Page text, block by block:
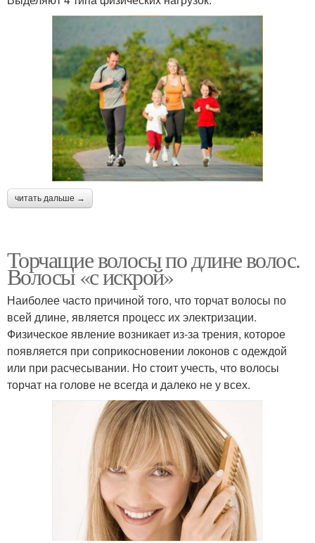
читать дальше →
Торчащие волосы по длине волос.
Волосы «с искрой»
Наиболее часто причиной того, что торчат волосы по
всей длине, является процесс их электризации.
Физическое явление возникает из-за трения, которое
появляется при соприкосновении локонов с одеждой
или при расчесывании. Но стоит учесть, что волосы
торчат на голове не всегда и далеко не у всех.